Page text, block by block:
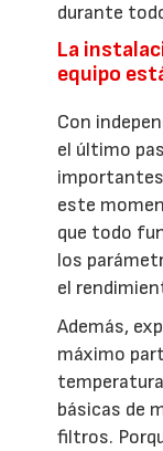
durante
La
equipo
Con
el último
este
que todo
los
el
Además,
máximo
básicas de
filtros.